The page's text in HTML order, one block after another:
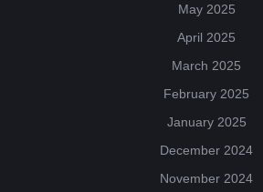
May 2025
April 2025
March 2025
February 2025
January 2025
December 2024
November 2024